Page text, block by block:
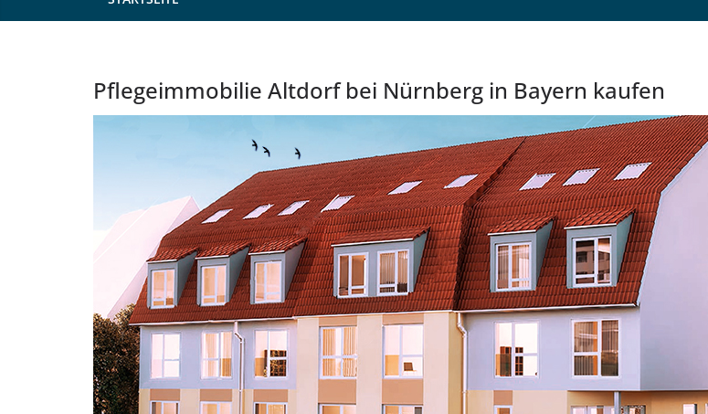
Pflegeimmobilie Altdorf bei Nürnberg in Bayern kaufen